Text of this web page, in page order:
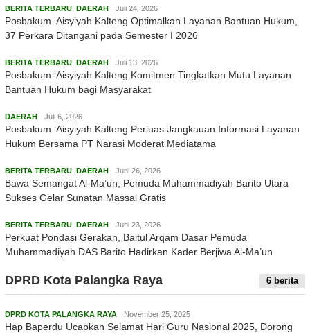
BERITA TERBARU DAERAH Juli 24, 2026
Posbakum ‘Aisyiyah Kalteng Optimalkan Layanan Bantuan Hukum,
37 Perkara Ditangani pada Semester I 2026
BERITA TERBARU DAERAH Juli 13, 2026
Posbakum ‘Aisyiyah Kalteng Komitmen Tingkatkan Mutu Layanan
Bantuan Hukum bagi Masyarakat
DAERAH Juli 6, 2026
Posbakum ‘Aisyiyah Kalteng Perluas Jangkauan Informasi Layanan
Hukum Bersama PT Narasi Moderat Mediatama
BERITA TERBARU DAERAH Juni 26, 2026
Bawa Semangat Al-Ma’un, Pemuda Muhammadiyah Barito Utara
Sukses Gelar Sunatan Massal Gratis
BERITA TERBARU DAERAH Juni 23, 2026
Perkuat Pondasi Gerakan, Baitul Arqam Dasar Pemuda
Muhammadiyah DAS Barito Hadirkan Kader Berjiwa Al-Ma’un
DPRD Kota Palangka Raya 6 berita
DPRD KOTA PALANGKA RAYA November 25, 2025
Hap Baperdu Ucapkan Selamat Hari Guru Nasional 2025, Dorong